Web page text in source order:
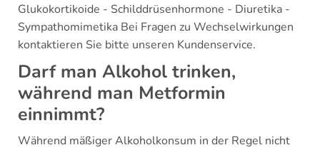
Glukokortikoide - Schilddrüsenhormone - Diuretika -
Sympathomimetika Bei Fragen zu Wechselwirkungen
kontaktieren Sie bitte unseren Kundenservice.
Darf man Alkohol trinken,
während man Metformin
einnimmt?
Während mäßiger Alkoholkonsum in der Regel nicht